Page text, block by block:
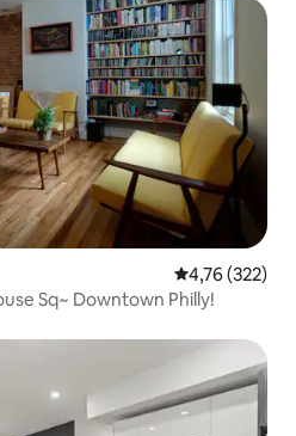
4,76 ud af 5 i
4,76 (322)
Sq~ Downtown Philly!